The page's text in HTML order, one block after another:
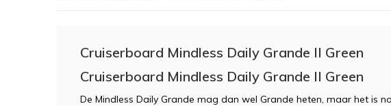
Cruiserboard Mindless Daily Grande II Green
Cruiserboard Mindless Daily Grande II Green
De Mindless Daily Grande mag dan wel Grande heten, maar het is